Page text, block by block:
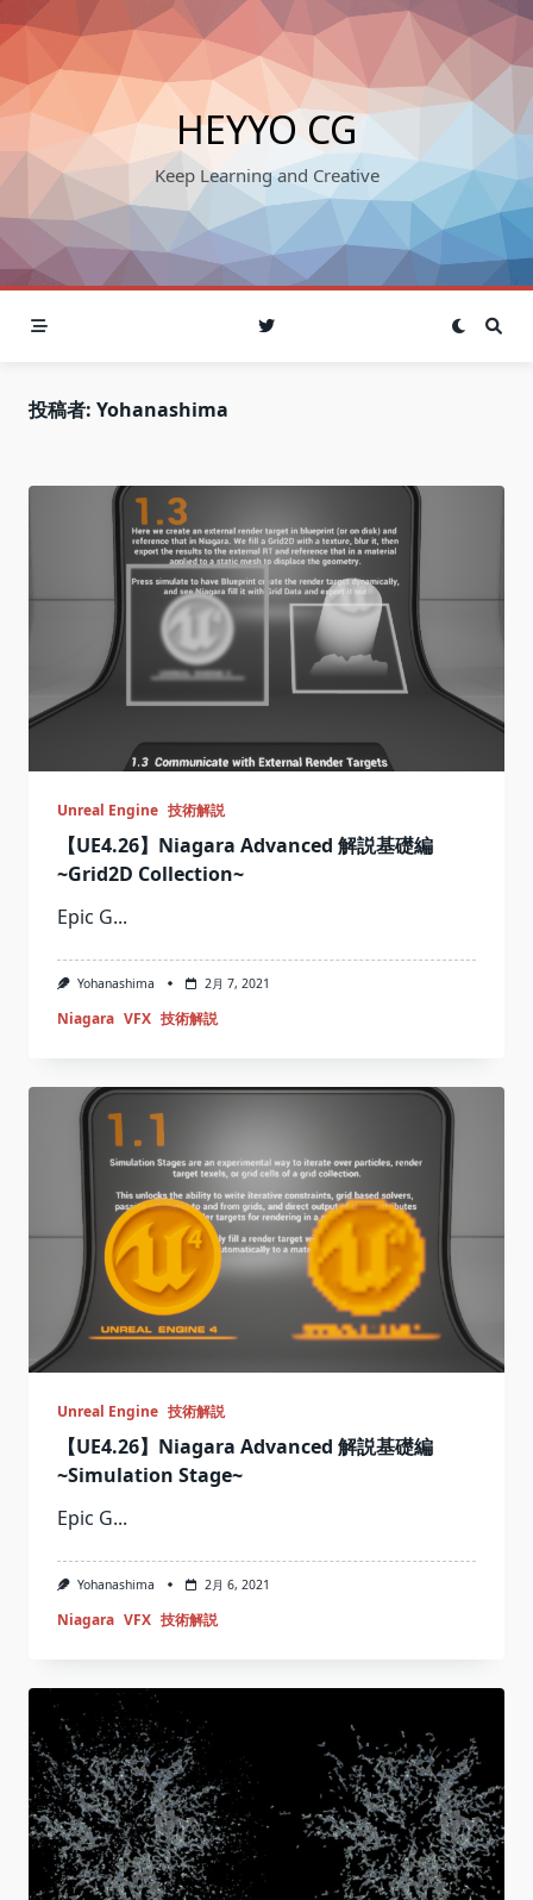
Skip
to
content
HEYYO CG
Keep Learning and Creative
投稿者: Yohanashima
Unreal Engine 技術解説
【UE4.26】Niagara Advanced 解説基礎編
~Grid2D Collection~
Epic G...
Yohanashima 2月 7, 2021
Niagara VFX 技術解説
Unreal Engine 技術解説
【UE4.26】Niagara Advanced 解説基礎編
~Simulation Stage~
Epic G...
Yohanashima 2月 6, 2021
Niagara VFX 技術解説